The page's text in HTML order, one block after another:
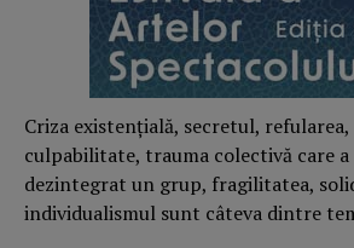
Criza existențială, secretul,
culpabilitate, trauma colectivă care a
dezintegrat un grup, fragilitatea,
individualismul sunt câteva dintre